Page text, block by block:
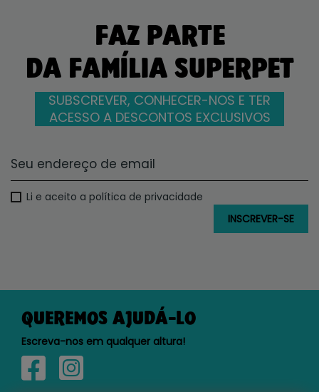
FAZ PARTE
DA FAMÍLIA SUPERPET
SUBSCREVER, CONHECER-NOS E TER
ACESSO A DESCONTOS EXCLUSIVOS
Li e aceito a política de privacidade
QUEREMOS AJUDÁ-LO
Escreva-nos em qualquer altura!